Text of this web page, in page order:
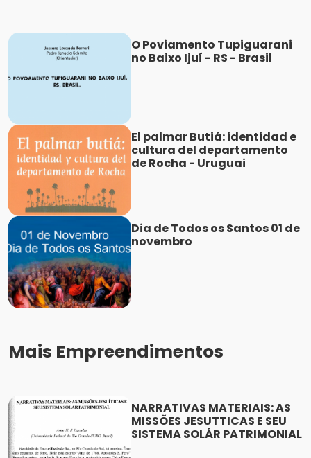
O Poviamento Tupiguarani
no Baixo Ijuí - RS - Brasil
El palmar Butiá: identidad e
cultura del departamento
de Rocha - Uruguai
Dia de Todos os Santos 01 de
novembro
Mais Empreendimentos
NARRATIVAS MATERIAIS: AS
MISSÕES JESUTTICAS E SEU
SISTEMA SOLÁR PATRIMONIAL